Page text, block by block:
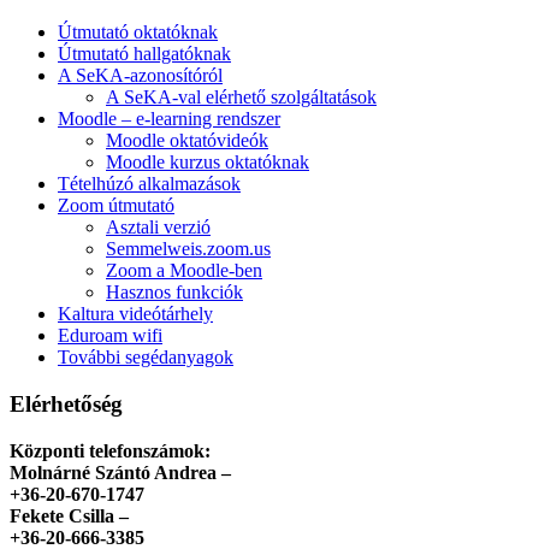
Útmutató oktatóknak
Útmutató hallgatóknak
A SeKA-azonosítóról
A SeKA-val elérhető szolgáltatások
Moodle – e-learning rendszer
Moodle oktatóvideók
Moodle kurzus oktatóknak
Tételhúzó alkalmazások
Zoom útmutató
Asztali verzió
Semmelweis.zoom.us
Zoom a Moodle-ben
Hasznos funkciók
Kaltura videótárhely
Eduroam wifi
További segédanyagok
Elérhetőség
Központi telefonszámok:
Molnárné Szántó Andrea –
+36-20-670-1747
Fekete Csilla –
+36-20-666-3385